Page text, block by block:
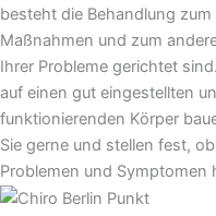
besteht die Behandlung
Maßnahmen und zum
Ihrer Probleme gerichtet
auf einen gut eingestellten
funktionierenden Körper
Sie gerne und stellen fest,
Problemen und Symptomen